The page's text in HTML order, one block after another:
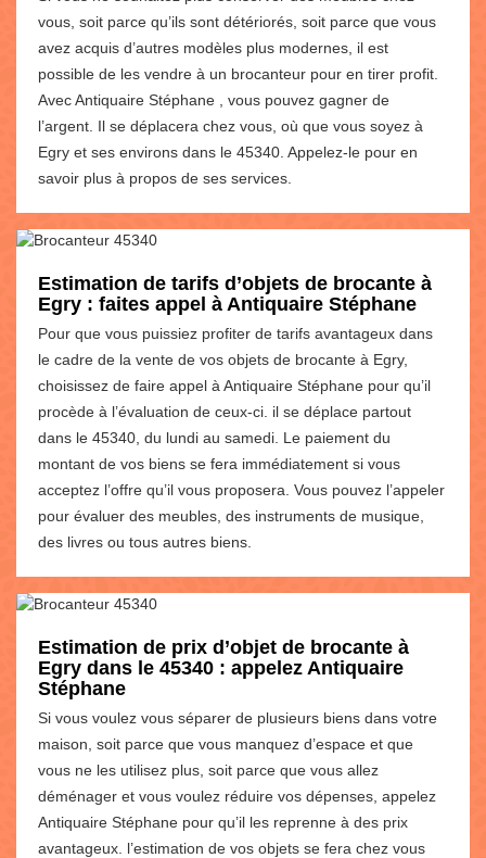
vous, soit parce qu’ils sont détériorés, soit parce que vous
avez acquis d’autres modèles plus modernes, il est
possible de les vendre à un brocanteur pour en tirer profit.
Avec Antiquaire Stéphane , vous pouvez gagner de
l’argent. Il se déplacera chez vous, où que vous soyez à
Egry et ses environs dans le 45340. Appelez-le pour en
savoir plus à propos de ses services.
Estimation de tarifs d’objets de brocante à
Egry : faites appel à Antiquaire Stéphane
Pour que vous puissiez profiter de tarifs avantageux dans
le cadre de la vente de vos objets de brocante à Egry,
choisissez de faire appel à Antiquaire Stéphane pour qu’il
procède à l’évaluation de ceux-ci. il se déplace partout
dans le 45340, du lundi au samedi. Le paiement du
montant de vos biens se fera immédiatement si vous
acceptez l’offre qu’il vous proposera. Vous pouvez l’appeler
pour évaluer des meubles, des instruments de musique,
des livres ou tous autres biens.
Estimation de prix d’objet de brocante à
Egry dans le 45340 : appelez Antiquaire
Stéphane
Si vous voulez vous séparer de plusieurs biens dans votre
maison, soit parce que vous manquez d’espace et que
vous ne les utilisez plus, soit parce que vous allez
déménager et vous voulez réduire vos dépenses, appelez
Antiquaire Stéphane pour qu’il les reprenne à des prix
avantageux. l’estimation de vos objets se fera chez vous